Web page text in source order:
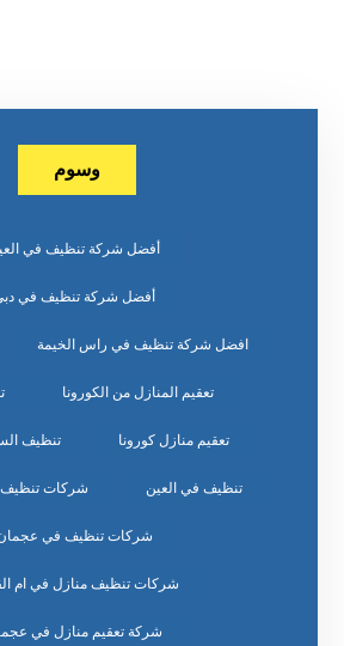
وسوم
أفضل شركة تنظيف في
أفضل شركة تنظيف في
افضل شركة تنظيف في راس الخيمة
تعقيم المنازل من الكورونا
تعقيم منازل كورونا تنظيف
تنظيف في العين شركات تنظيف
شركات تنظيف في
شركات تنظيف منازل في ام
شركة تعقيم منازل في